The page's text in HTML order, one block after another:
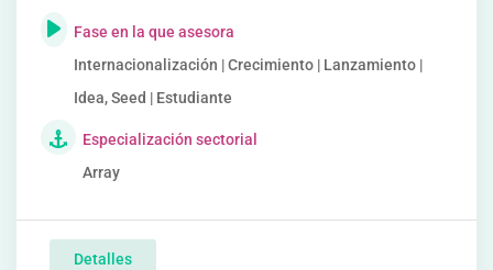
Fase en la que asesora
Internacionalización | Crecimiento | Lanzamiento |
Idea, Seed | Estudiante
Especialización sectorial
Array
Detalles